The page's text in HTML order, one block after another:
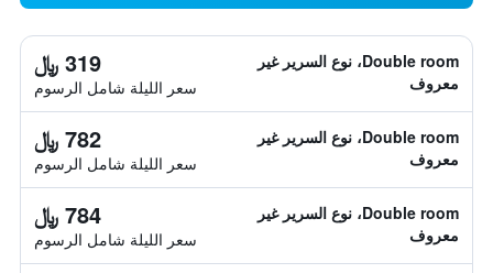
Double room، نوع السرير غير
معروف
319 ﷼
سعر الليلة شامل الرسوم
Double room، نوع السرير غير
معروف
782 ﷼
سعر الليلة شامل الرسوم
Double room، نوع السرير غير
معروف
784 ﷼
سعر الليلة شامل الرسوم